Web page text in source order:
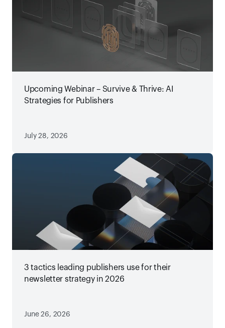
Upcoming Webinar – Survive & Thrive: AI
Strategies for Publishers
July 28, 2026
3 tactics leading publishers use for their
newsletter strategy in 2026
June 26, 2026